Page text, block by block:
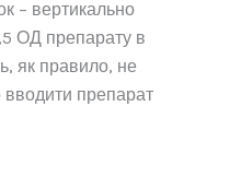
– вертикально
ОД препарату в
як правило, не
вводити препарат